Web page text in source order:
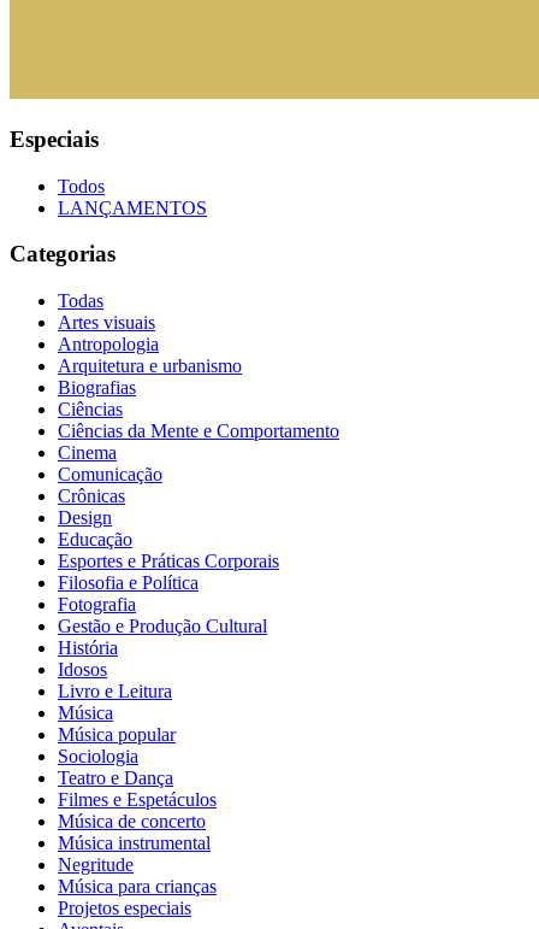
Especiais
Todos
LANÇAMENTOS
Categorias
Todas
Artes visuais
Antropologia
Arquitetura e urbanismo
Biografias
Ciências
Ciências da Mente e Comportamento
Cinema
Comunicação
Crônicas
Design
Educação
Esportes e Práticas Corporais
Filosofia e Política
Fotografia
Gestão e Produção Cultural
História
Idosos
Livro e Leitura
Música
Música popular
Sociologia
Teatro e Dança
Filmes e Espetáculos
Música de concerto
Música instrumental
Negritude
Música para crianças
Projetos especiais